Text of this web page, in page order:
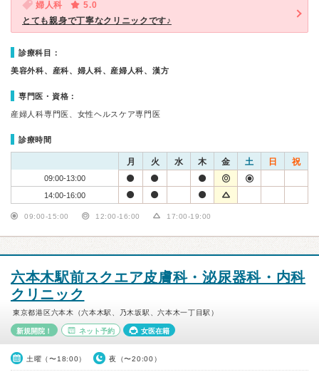
婦人科
5.0
とても親身で丁寧なクリニックです♪
診療科目：
美容外科、産科、婦人科、産婦人科、漢方
専門医・資格：
産婦人科専門医、女性ヘルスケア専門医
診療時間
月 火 水 木 金 土 日 祝
09:00-13:00
14:00-16:00
09:00-15:00 12:00-16:00 17:00-19:00
六本木駅前スクエア皮膚科・泌尿器科・内科
クリニック
東京都港区六本木（六本木駅、乃木坂駅、六本木一丁目駅）
新規開院！ ネット予約 女医在籍
土曜（〜18:00） 夜（〜20:00）